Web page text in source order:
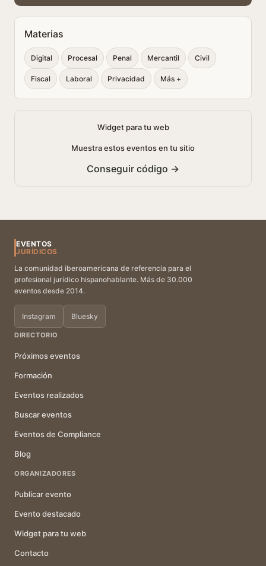
Materias
Digital Procesal Penal Mercantil Civil
Fiscal Laboral Privacidad Más +
Widget para tu web
Muestra estos eventos en tu sitio
Conseguir código →
EVENTOS
JURÍDICOS
La comunidad iberoamericana de referencia para el
profesional jurídico hispanohablante. Más de 30.000
eventos desde 2014.
Instagram Bluesky
DIRECTORIO
Próximos eventos
Formación
Eventos realizados
Buscar eventos
Eventos de Compliance
Blog
ORGANIZADORES
Publicar evento
Evento destacado
Widget para tu web
Contacto